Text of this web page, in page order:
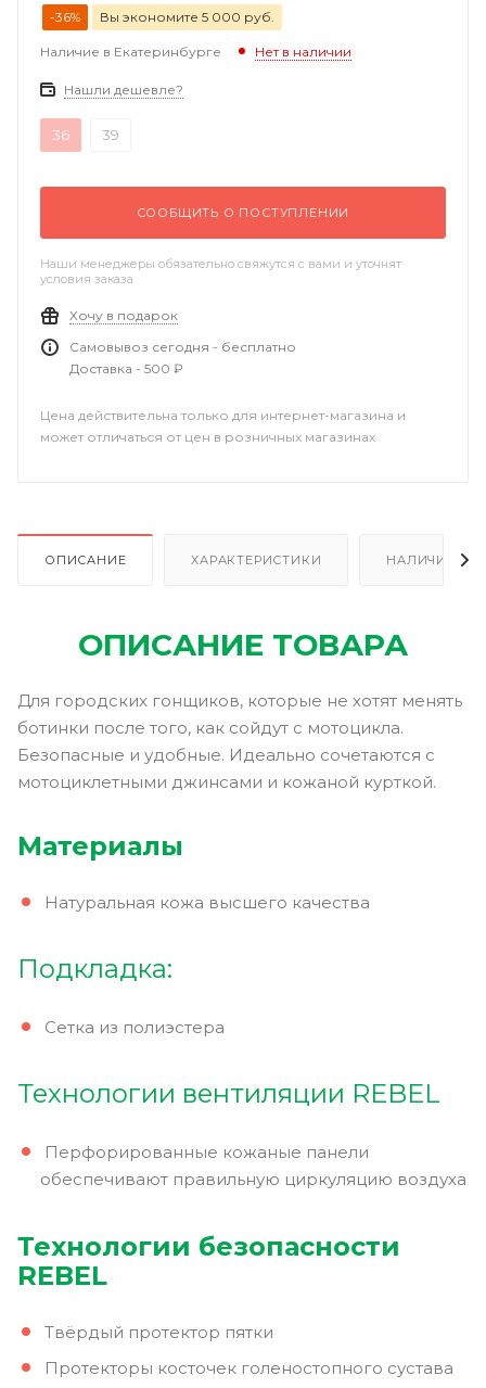
-36% Вы экономите 5 000 руб.
Наличие в Екатеринбурге Нет в наличии
Нашли дешевле?
36 39
СООБЩИТЬ О ПОСТУПЛЕНИИ
Наши менеджеры обязательно свяжутся с вами и уточнят
условия заказа
Хочу в подарок
Самовывоз сегодня - бесплатно
Доставка - 500 ₽
Цена действительна только для интернет-магазина и
может отличаться от цен в розничных магазинах
ОПИСАНИЕ ХАРАКТЕРИСТИКИ НАЛИЧИЕ В
ОПИСАНИЕ ТОВАРА
Для городских гонщиков, которые не хотят менять
ботинки после того, как сойдут с мотоцикла.
Безопасные и удобные. Идеально сочетаются с
мотоциклетными джинсами и кожаной курткой.
Материалы
Натуральная кожа высшего качества
Подкладка:
Сетка из полиэстера
Технологии вентиляции REBEL
Перфорированные кожаные панели
обеспечивают правильную циркуляцию воздуха
Технологии безопасности
REBEL
Твёрдый протектор пятки
Протекторы косточек голеностопного сустава